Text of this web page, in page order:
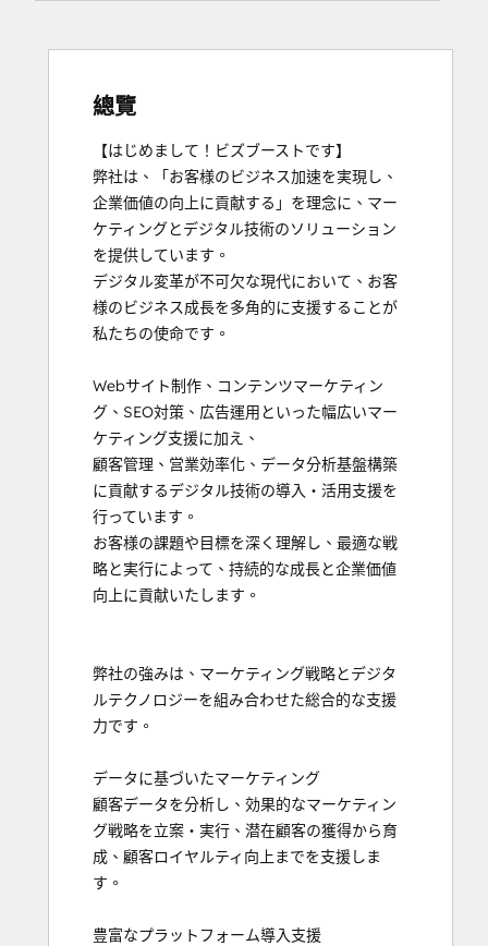
總覽
【はじめまして！ビズブーストです】
弊社は、「お客様のビジネス加速を実現し、
企業価値の向上に貢献する」を理念に、マー
ケティングとデジタル技術のソリューション
を提供しています。
デジタル変革が不可欠な現代において、お客
様のビジネス成長を多角的に支援することが
私たちの使命です。
Webサイト制作、コンテンツマーケティン
グ、SEO対策、広告運用といった幅広いマー
ケティング支援に加え、
顧客管理、営業効率化、データ分析基盤構築
に貢献するデジタル技術の導入・活用支援を
行っています。
お客様の課題や目標を深く理解し、最適な戦
略と実行によって、持続的な成長と企業価値
向上に貢献いたします。
弊社の強みは、マーケティング戦略とデジタ
ルテクノロジーを組み合わせた総合的な支援
力です。
データに基づいたマーケティング
顧客データを分析し、効果的なマーケティン
グ戦略を立案・実行、潜在顧客の獲得から育
成、顧客ロイヤルティ向上までを支援しま
す。
豊富なプラットフォーム導入支援